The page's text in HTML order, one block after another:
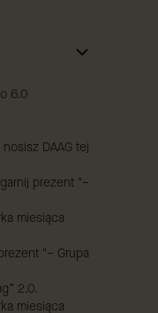
6.0
DAAG tej
prezent "–
miesiąca
"– Grupa
2.0.
miesiąca